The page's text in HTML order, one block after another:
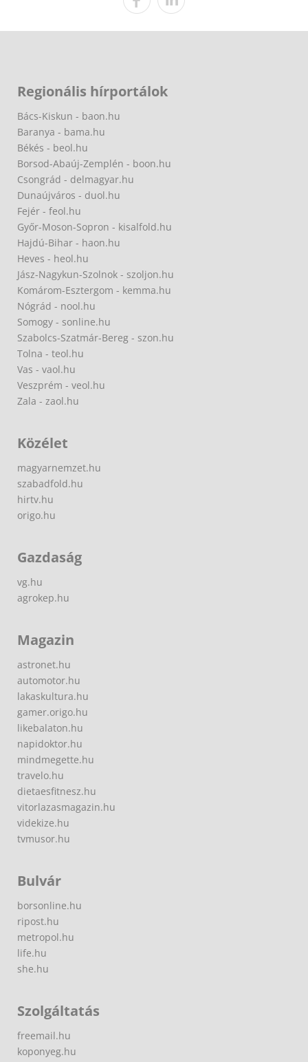
Regionális hírportálok
Bács-Kiskun - baon.hu
Baranya - bama.hu
Békés - beol.hu
Borsod-Abaúj-Zemplén - boon.hu
Csongrád - delmagyar.hu
Dunaújváros - duol.hu
Fejér - feol.hu
Győr-Moson-Sopron - kisalfold.hu
Hajdú-Bihar - haon.hu
Heves - heol.hu
Jász-Nagykun-Szolnok - szoljon.hu
Komárom-Esztergom - kemma.hu
Nógrád - nool.hu
Somogy - sonline.hu
Szabolcs-Szatmár-Bereg - szon.hu
Tolna - teol.hu
Vas - vaol.hu
Veszprém - veol.hu
Zala - zaol.hu
Közélet
magyarnemzet.hu
szabadfold.hu
hirtv.hu
origo.hu
Gazdaság
vg.hu
agrokep.hu
Magazin
astronet.hu
automotor.hu
lakaskultura.hu
gamer.origo.hu
likebalaton.hu
napidoktor.hu
mindmegette.hu
travelo.hu
dietaesfitnesz.hu
vitorlazasmagazin.hu
videkize.hu
tvmusor.hu
Bulvár
borsonline.hu
ripost.hu
metropol.hu
life.hu
she.hu
Szolgáltatás
freemail.hu
koponyeg.hu